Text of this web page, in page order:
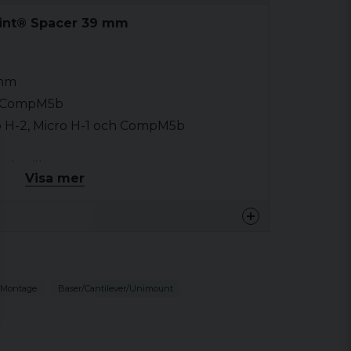
Spacer 39 mm
2, Micro H-1 och CompM5b
(Torx), Låsvätska och Aimpoint®
Visa mer
Montage Baser/Cantilever/Unimount